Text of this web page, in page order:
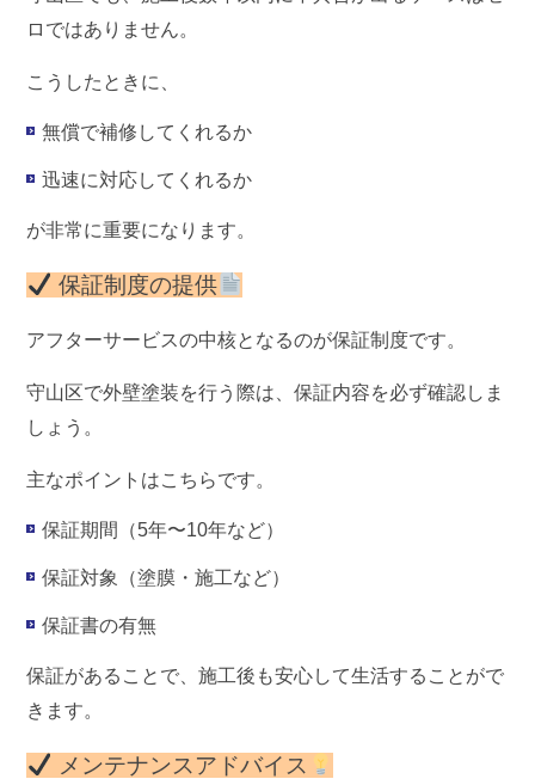
ロではありません。
こうしたときに、
無償で補修してくれるか
迅速に対応してくれるか
が非常に重要になります。
保証制度の提供
アフターサービスの中核となるのが保証制度です。
守山区で外壁塗装を行う際は、保証内容を必ず確認しま
しょう。
主なポイントはこちらです。
保証期間（5年〜10年など）
保証対象（塗膜・施工など）
保証書の有無
保証があることで、施工後も安心して生活することがで
きます。
メンテナンスアドバイス